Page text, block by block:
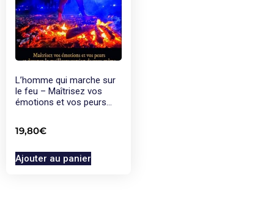
L’homme qui marche sur
le feu – Maîtrisez vos
émotions et vos peurs…
19,80€
Ajouter au panier